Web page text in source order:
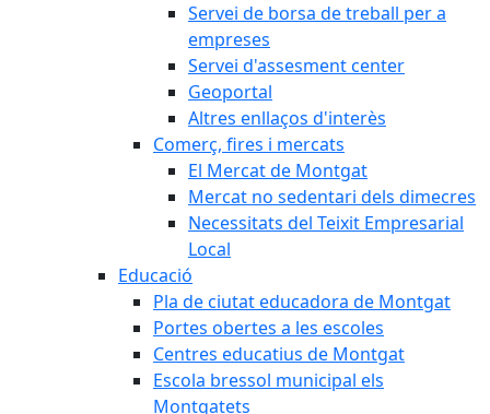
Servei de borsa de treball per a
empreses
Servei d'assesment center
Geoportal
Altres enllaços d'interès
Comerç, fires i mercats
El Mercat de Montgat
Mercat no sedentari dels dimecres
Necessitats del Teixit Empresarial
Local
Educació
Pla de ciutat educadora de Montgat
Portes obertes a les escoles
Centres educatius de Montgat
Escola bressol municipal els
Montgatets